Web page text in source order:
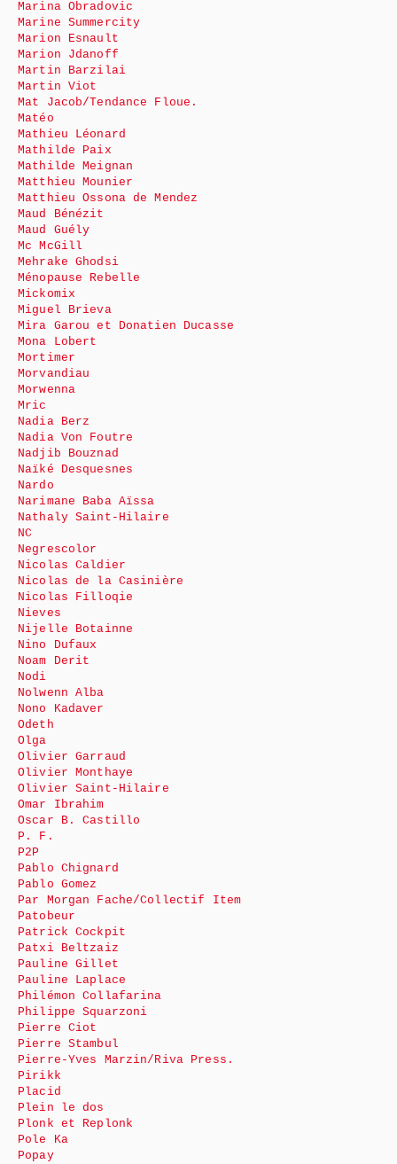
Marina Obradovic
Marine Summercity
Marion Esnault
Marion Jdanoff
Martin Barzilai
Martin Viot
Mat Jacob/Tendance Floue.
Matéo
Mathieu Léonard
Mathilde Paix
Mathilde Meignan
Matthieu Mounier
Matthieu Ossona de Mendez
Maud Bénézit
Maud Guély
Mc McGill
Mehrake Ghodsi
Ménopause Rebelle
Mickomix
Miguel Brieva
Mira Garou et Donatien Ducasse
Mona Lobert
Mortimer
Morvandiau
Morwenna
Mric
Nadia Berz
Nadia Von Foutre
Nadjib Bouznad
Naïké Desquesnes
Nardo
Narimane Baba Aïssa
Nathaly Saint-Hilaire
NC
Negrescolor
Nicolas Caldier
Nicolas de la Casinière
Nicolas Filloqie
Nieves
Nijelle Botainne
Nino Dufaux
Noam Derit
Nodi
Nolwenn Alba
Nono Kadaver
Odeth
Olga
Olivier Garraud
Olivier Monthaye
Olivier Saint-Hilaire
Omar Ibrahim
Oscar B. Castillo
P. F.
P2P
Pablo Chignard
Pablo Gomez
Par Morgan Fache/Collectif Item
Patobeur
Patrick Cockpit
Patxi Beltzaiz
Pauline Gillet
Pauline Laplace
Philémon Collafarina
Philippe Squarzoni
Pierre Ciot
Pierre Stambul
Pierre-Yves Marzin/Riva Press.
Pirikk
Placid
Plein le dos
Plonk et Replonk
Pole Ka
Popay